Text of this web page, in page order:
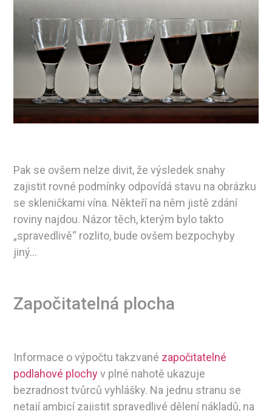
Pak se ovšem nelze divit, že výsledek snahy
zajistit rovné podmínky odpovídá stavu na obrázku
se skleničkami vína. Někteří na něm jistě zdání
roviny najdou. Názor těch, kterým bylo takto
„spravedlivě“ rozlito, bude ovšem bezpochyby
jiný…
Započitatelná plocha
Informace o výpočtu takzvané započitatelné
podlahové plochyv plné nahotě ukazuje
bezradnost tvůrců vyhlášky. Na jednu stranu se
netají ambicí zajistit spravedlivé dělení nákladů, na